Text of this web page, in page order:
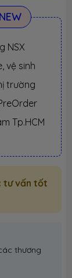
NSX
vệ sinh
trường
Tp.HCM
tư vấn tốt
thương